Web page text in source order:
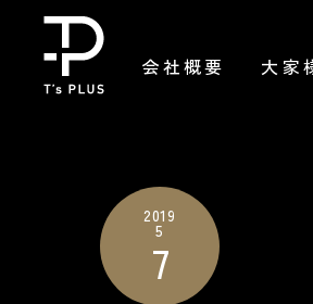
Skip
content
会社概要 大家
2019
5
7